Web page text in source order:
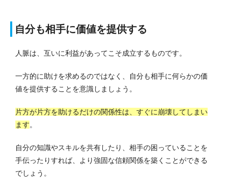
自分も相手に価値を提供する
人脈は、互いに利益があってこそ成立するものです。
一方的に助けを求めるのではなく、自分も相手に何らかの価
値を提供することを意識しましょう。
片方が片方を助けるだけの関係性は、すぐに崩壊してしまい
ます。
自分の知識やスキルを共有したり、相手の困っていることを
手伝ったりすれば、より強固な信頼関係を築くことができる
でしょう。